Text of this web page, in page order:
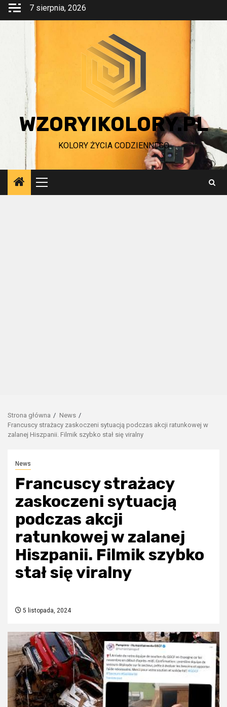
Przejdź
7 sierpnia, 2026
WZORYIKOLORY.PL
KOLORY ŻYCIA CODZIENNEGO
Menu
główne
Strona główna
News
Francuscy strażacy zaskoczeni sytuacją podczas akcji ratunkowej w
zalanej Hiszpanii. Filmik szybko stał się viralny
News
Francuscy strażacy
zaskoczeni sytuacją
podczas akcji
ratunkowej w zalanej
Hiszpanii. Filmik szybko
stał się viralny
5 listopada, 2024